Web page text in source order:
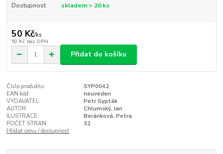
Dostupnost skladem > 20 ks
50 Kč/ks
50 Kč bez DPH
Přidat do košíku
Číslo produktu:
SYP0042
EAN kód:
neuveden
VYDAVATEL:
Petr Sypták
AUTOR:
Chlumský, Jan
ILUSTRACE:
Beránková, Petra
POČET STRAN:
32
Hlídat cenu / dostupnost